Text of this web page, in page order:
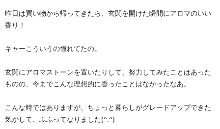
昨日は買い物から帰ってきたら、玄関を開けた瞬間にアロマのいい
香り！
キャーこういうの憧れてたの。
玄関にアロマストーンを置いたりして、努力してみたことはあった
ものの、今までこんな理想的に香ったことはなかったなあ。
こんな時ではありますが、ちょっと暮らしがグレードアップできた
気がして、ふふってなりました(^.^)